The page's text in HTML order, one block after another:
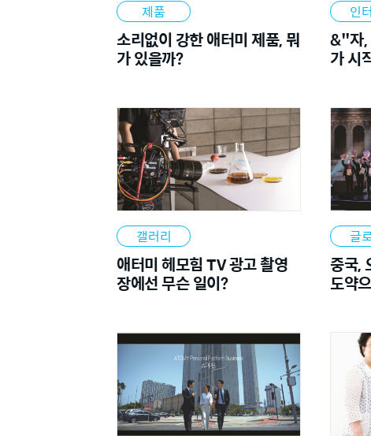
2023
2022
제품
소리없이 강한 애터미 제품, 뭐
가 있을까?
인
&"자,
가 시
갤러리
애터미 헤모힘 TV 광고 촬영
장에선 무슨 일이?
글
중국,
도약